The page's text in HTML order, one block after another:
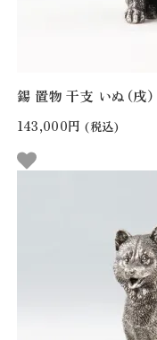
錫 置物 干支 いぬ（戌
143,000円 (税込)